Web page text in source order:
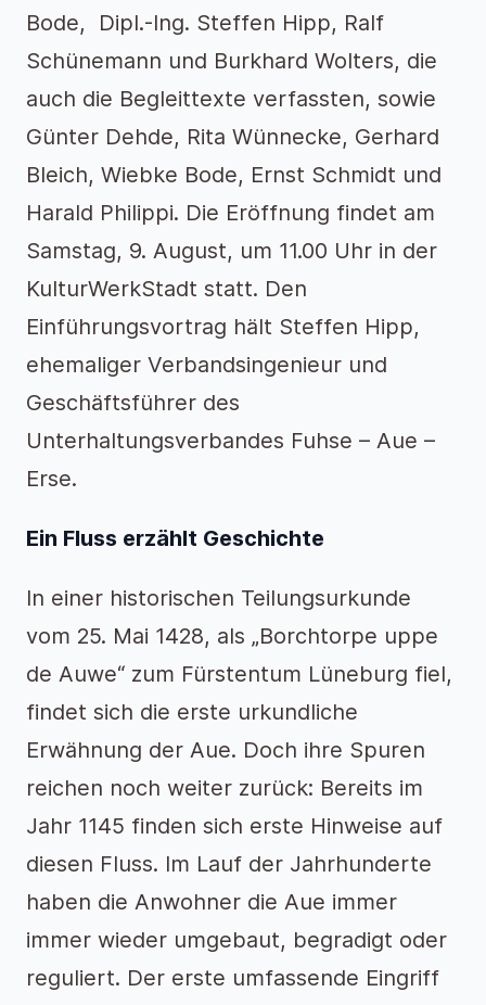
Bode, Dipl.-Ing. Steffen Hipp, Ralf
Schünemann und Burkhard Wolters, die
auch die Begleittexte verfassten, sowie
Günter Dehde, Rita Wünnecke, Gerhard
Bleich, Wiebke Bode, Ernst Schmidt und
Harald Philippi. Die Eröffnung findet am
Samstag, 9. August, um 11.00 Uhr in der
KulturWerkStadt statt. Den
Einführungsvortrag hält Steffen Hipp,
ehemaliger Verbandsingenieur und
Geschäftsführer des
Unterhaltungsverbandes Fuhse – Aue –
Erse.
Ein Fluss erzählt Geschichte
In einer historischen Teilungsurkunde
vom 25. Mai 1428, als „Borchtorpe uppe
de Auwe“ zum Fürstentum Lüneburg fiel,
findet sich die erste urkundliche
Erwähnung der Aue. Doch ihre Spuren
reichen noch weiter zurück: Bereits im
Jahr 1145 finden sich erste Hinweise auf
diesen Fluss. Im Lauf der Jahrhunderte
haben die Anwohner die Aue immer
immer wieder umgebaut, begradigt oder
reguliert. Der erste umfassende Eingriff